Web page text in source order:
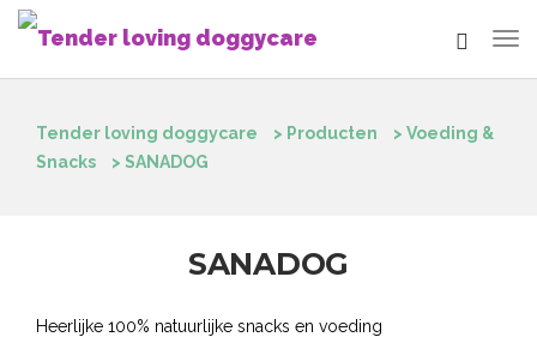
Tender loving doggycare > Producten > Voeding &
Snacks
> SANADOG
SANADOG
Heerlijke 100% natuurlijke snacks en voeding